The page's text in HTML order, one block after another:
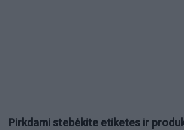
Pirkdami stebėkite etiketes ir